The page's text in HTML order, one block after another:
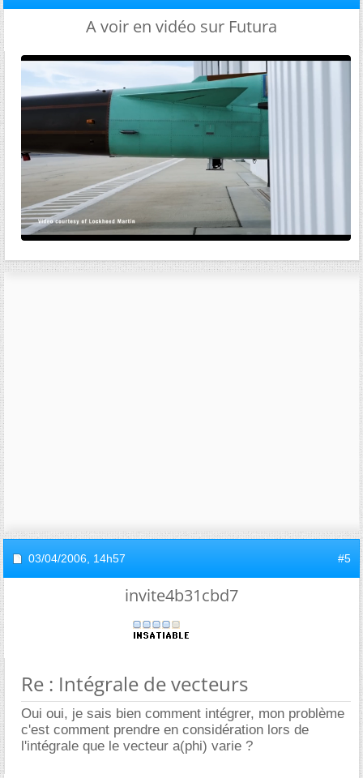
A voir en vidéo sur Futura
03/04/2006, 14h57 #5
invite4b31cbd7
Re : Intégrale de vecteurs
Oui oui, je sais bien comment intégrer, mon problème
c'est comment prendre en considération lors de
l'intégrale que le vecteur a(phi) varie ?